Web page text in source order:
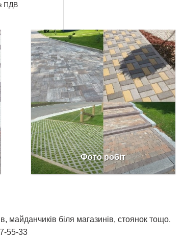
ПДВ
Фото робіт
майданчиків біля магазинів, стоянок тощо.
55-33